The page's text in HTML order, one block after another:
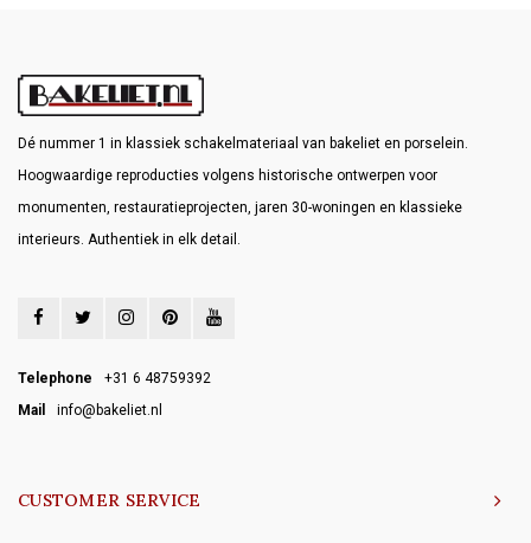
Dé nummer 1 in klassiek schakelmateriaal van bakeliet en porselein.
Hoogwaardige reproducties volgens historische ontwerpen voor
monumenten, restauratieprojecten, jaren 30-woningen en klassieke
interieurs. Authentiek in elk detail.
Telephone
+31 6 48759392
Mail
info@bakeliet.nl
CUSTOMER SERVICE